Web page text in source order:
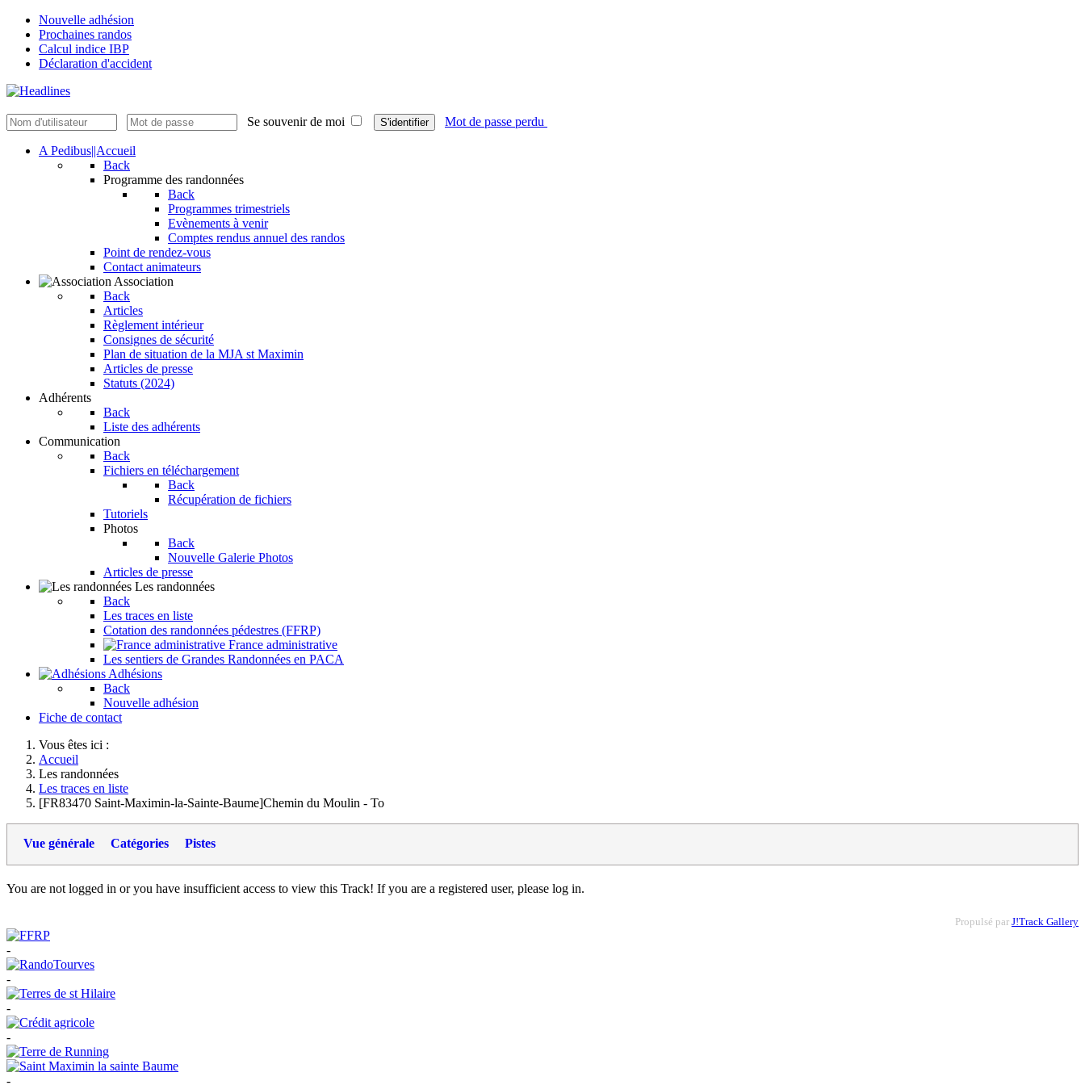
Nouvelle adhésion
Prochaines randos
Calcul indice IBP
Déclaration d'accident
Se souvenir de moi S'identifier Mot de passe perdu
A Pedibus||Accueil
Back
Programme des randonnées
Back
Programmes trimestriels
Evènements à venir
Comptes rendus annuel des randos
Point de rendez-vous
Contact animateurs
Association
Back
Articles
Règlement intérieur
Consignes de sécurité
Plan de situation de la MJA st Maximin
Articles de presse
Statuts (2024)
Adhérents
Back
Liste des adhérents
Communication
Back
Fichiers en téléchargement
Back
Récupération de fichiers
Tutoriels
Photos
Back
Nouvelle Galerie Photos
Articles de presse
Les randonnées
Back
Les traces en liste
Cotation des randonnées pédestres (FFRP)
France administrative
Les sentiers de Grandes Randonnées en PACA
Adhésions
Back
Nouvelle adhésion
Fiche de contact
Vous êtes ici :
Accueil
Les randonnées
Les traces en liste
[FR83470 Saint-Maximin-la-Sainte-Baume]Chemin du Moulin - To
Vue générale Catégories Pistes
You are not logged in or you have insufficient access to view this Track! If you are a registered user, please log in.
Propulsé par J!Track Gallery
-
-
-
-
-